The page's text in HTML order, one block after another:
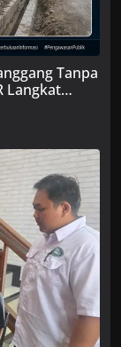
Tanpa
Langkat